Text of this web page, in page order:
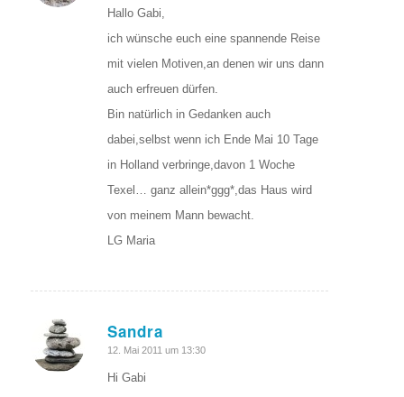
Hallo Gabi,
ich wünsche euch eine spannende Reise
mit vielen Motiven,an denen wir uns dann
auch erfreuen dürfen.
Bin natürlich in Gedanken auch
dabei,selbst wenn ich Ende Mai 10 Tage
in Holland verbringe,davon 1 Woche
Texel… ganz allein*ggg*,das Haus wird
von meinem Mann bewacht.
LG Maria
Sandra
sagte:
12. Mai 2011 um 13:30
Hi Gabi